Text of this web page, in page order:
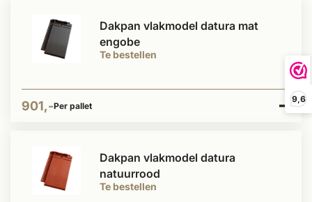
9,6
Te bestellen
Dakpan vlakmodel datura mat
engobe
901,-Per pallet
Te bestellen
Dakpan vlakmodel datura
natuurrood